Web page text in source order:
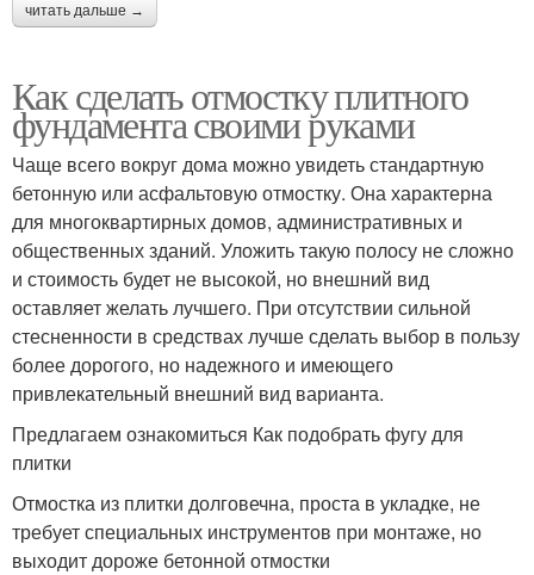
читать дальше →
Как сделать отмостку плитного
фундамента своими руками
Чаще всего вокруг дома можно увидеть стандартную
бетонную или асфальтовую отмостку. Она характерна
для многоквартирных домов, административных и
общественных зданий. Уложить такую полосу не сложно
и стоимость будет не высокой, но внешний вид
оставляет желать лучшего. При отсутствии сильной
стесненности в средствах лучше сделать выбор в пользу
более дорогого, но надежного и имеющего
привлекательный внешний вид варианта.
Предлагаем ознакомиться Как подобрать фугу для
плитки
Отмостка из плитки долговечна, проста в укладке, не
требует специальных инструментов при монтаже, но
выходит дороже бетонной отмостки